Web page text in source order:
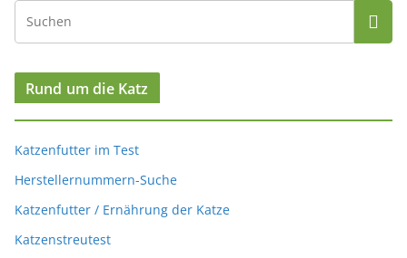
Rund um die Katz
Katzenfutter im Test
Herstellernummern-Suche
Katzenfutter / Ernährung der Katze
Katzenstreutest